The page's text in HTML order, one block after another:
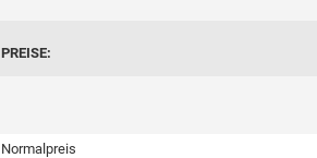
PREISE:
Normalpreis